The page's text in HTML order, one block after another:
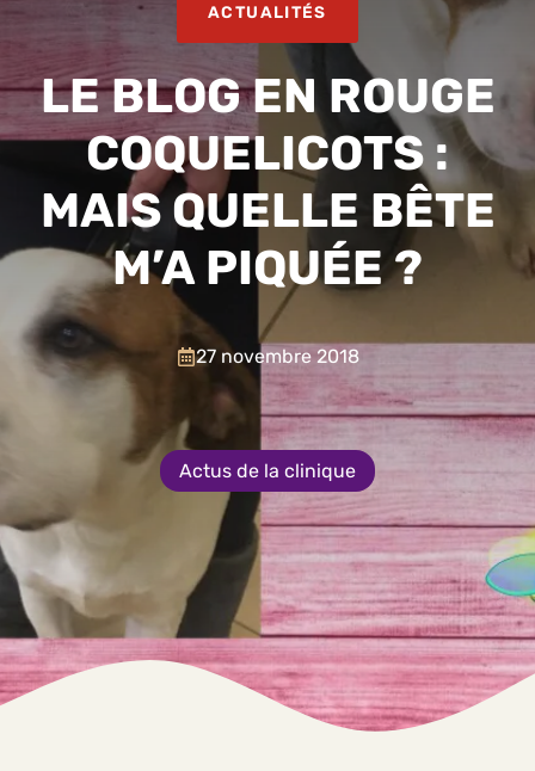
ACTUALITÉS
LE BLOG EN ROUGE
COQUELICOTS :
MAIS QUELLE BÊTE
M’A PIQUÉE ?
27 novembre 2018
Actus de la clinique